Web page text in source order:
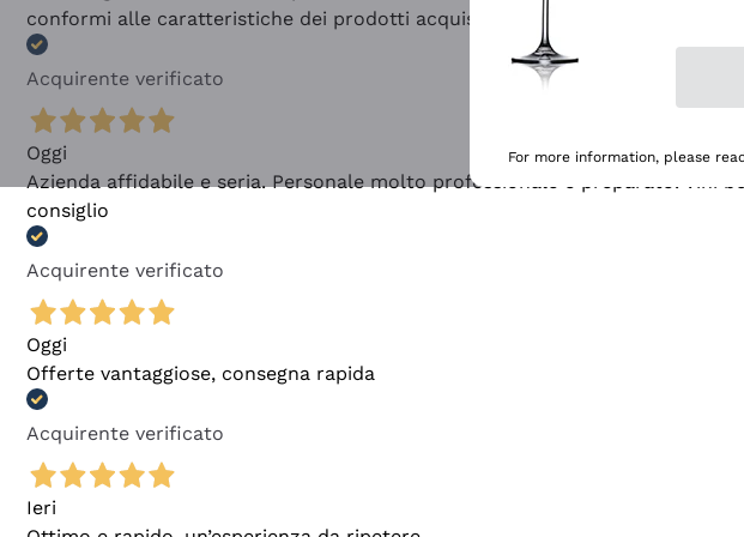
conformi alle caratteristiche dei prodotti acquistati
Acquirente verificato
Oggi
Azienda affidabile e seria. Personale molto professionale e preparato.
consiglio
Acquirente verificato
Oggi
Offerte vantaggiose, consegna rapida
Acquirente verificato
Ieri
For more information, please